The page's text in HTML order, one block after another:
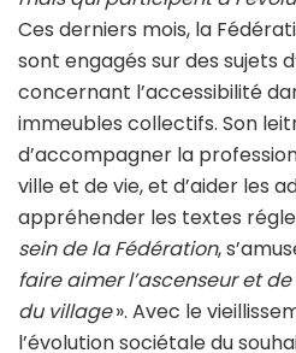
Ces derniers mois, la
sont engagés sur des sujets
concernant l’accessibilité
immeubles collectifs. Son
d’accompagner la
ville et de vie, et d’aider les
appréhender les textes
sein de la Fédération,
faire aimer l’ascenseur et
du village». Avec le
l’évolution sociétale du